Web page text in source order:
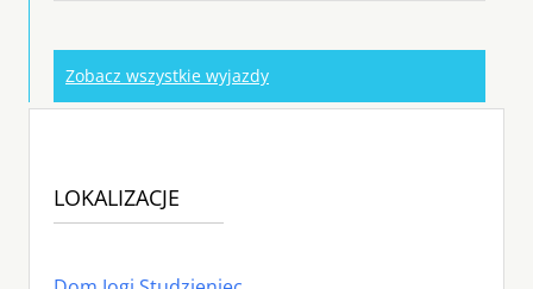
Zobacz wszystkie wyjazdy
LOKALIZACJE